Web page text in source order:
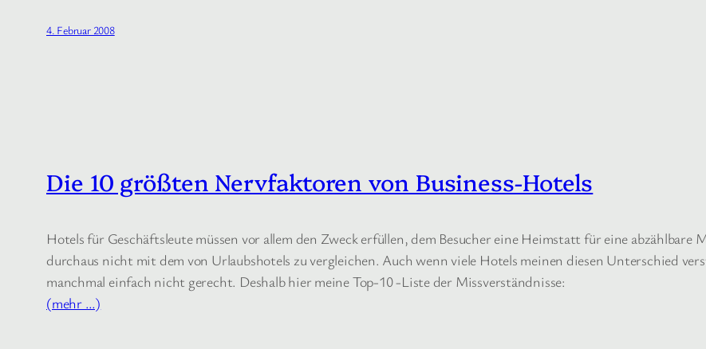
4. Februar 2008
Die 10 größten Nervfaktoren von Business-Hotels
Hotels für Geschäftsleute müssen vor allem den Zweck erfüllen, dem Besucher eine Heimstatt für eine
durchaus nicht mit dem von Urlaubshotels zu vergleichen. Auch wenn viele Hotels meinen diesen Unterschied
manchmal einfach nicht gerecht. Deshalb hier meine Top-10 -Liste der Missverständnisse:
(mehr …)